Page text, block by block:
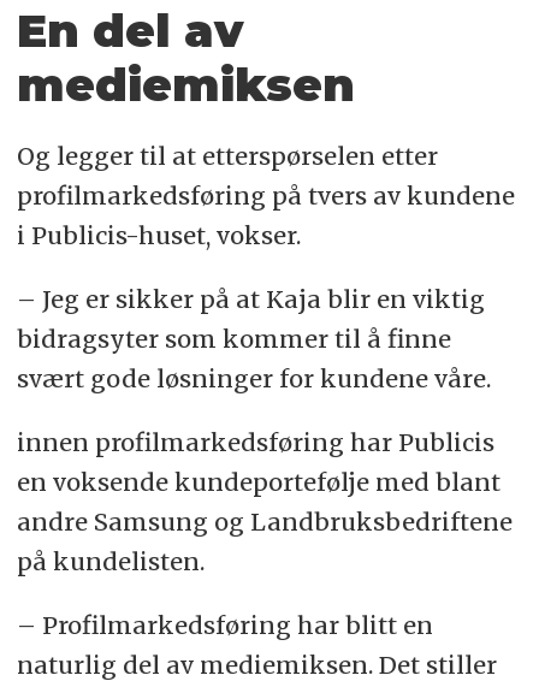
En del av
mediemiksen
Og legger til at etterspørselen etter
profilmarkedsføring på tvers av kundene
i Publicis-huset, vokser.
– Jeg er sikker på at Kaja blir en viktig
bidragsyter som kommer til å finne
svært gode løsninger for kundene våre.
innen profilmarkedsføring har Publicis
en voksende kundeportefølje med blant
andre Samsung og Landbruksbedriftene
på kundelisten.
– Profilmarkedsføring har blitt en
naturlig del av mediemiksen. Det stiller